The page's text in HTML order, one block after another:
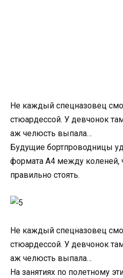
Не каждый спецназовец
стюардессой. У девчонок
аж челюсть выпала…
Будущие бортпроводницы
формата А4 между коленей,
правильно стоять.
Не каждый спецназовец
стюардессой. У девчонок
аж челюсть выпала…
На занятиях по полетному